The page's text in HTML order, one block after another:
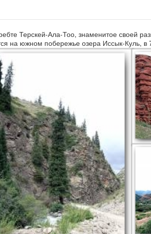
Терскей-Ала-Тоо, знаменитое своей
на южном побережье озера Иссык-Куль, в